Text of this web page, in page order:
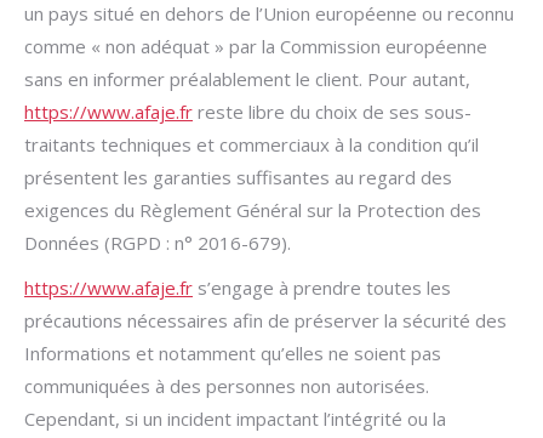
un pays situé en dehors de l’Union européenne ou reconnu
comme « non adéquat » par la Commission européenne
sans en informer préalablement le client. Pour autant,
https://www.afaje.fr reste libre du choix de ses sous-
traitants techniques et commerciaux à la condition qu’il
présentent les garanties suffisantes au regard des
exigences du Règlement Général sur la Protection des
Données (RGPD : n° 2016-679).
https://www.afaje.fr s’engage à prendre toutes les
précautions nécessaires afin de préserver la sécurité des
Informations et notamment qu’elles ne soient pas
communiquées à des personnes non autorisées.
Cependant, si un incident impactant l’intégrité ou la